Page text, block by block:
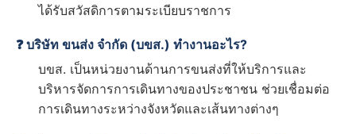
ได้รับสวัสดิการตามระเบียบราชการ
❓ บริษัท ขนส่ง จำกัด (บขส.) ทำงานอะไร?
บขส. เป็นหน่วยงานด้านการขนส่งที่ให้บริการและ
บริหารจัดการการเดินทางของประชาชน ช่วยเชื่อมต่อ
การเดินทางระหว่างจังหวัดและเส้นทางต่างๆ